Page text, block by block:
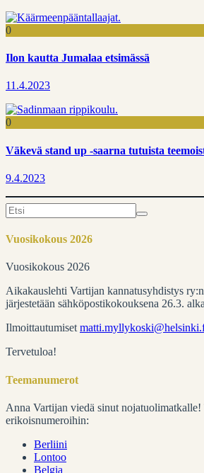
0
Ilon kautta Jumalaa etsimässä
11.4.2023
0
Väkevä stand up -saarna tutuista
9.4.2023
Search
for:
Vuosikokous 2026
Vuosikokous 2026
Aikakauslehti Vartijan kannatusyhdistys
järjestetään sähköpostikokouksena 26.3.
Ilmoittautumiset
Tervetuloa!
Teemanumerot
Anna Vartijan viedä sinut nojatuolimatkalle!
erikoisnumeroihin:
Berliini
Lontoo
Belgia